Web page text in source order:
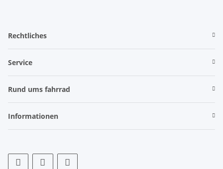
Rechtliches
Service
Rund ums fahrrad
Informationen